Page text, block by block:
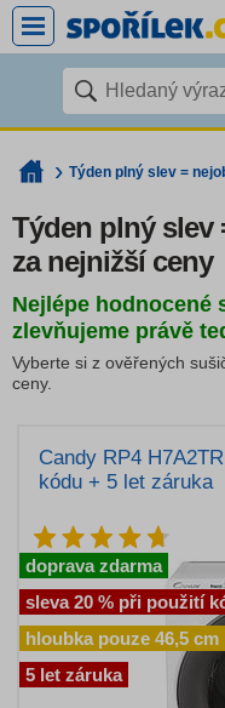
Týden plný slev =
Týden plný slev
za nejnižší ceny
Nejlépe hodnocené
zlevňujeme právě
Vyberte si z ověřených
ceny.
Candy RP4
kódu + 5 let záruka
doprava zdarma
sleva 20 % při použití
hloubka pouze 46,5 cm
5 let záruka